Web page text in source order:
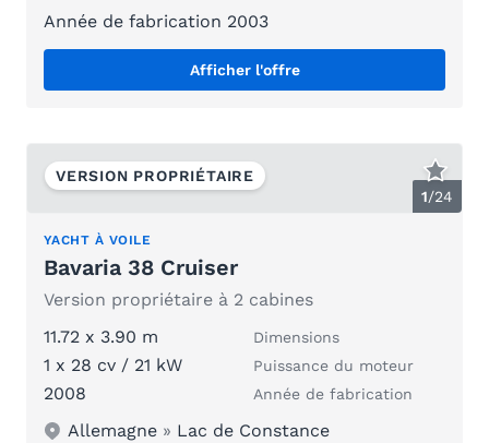
Année de fabrication 2003
Afficher l'offre
1/24
VERSION PROPRIÉTAIRE
YACHT À VOILE
Bavaria 38 Cruiser
Version propriétaire à 2 cabines
11.72 x 3.90 m
Dimensions
1 x 28 cv / 21 kW Puissance du moteur
2008 Année de fabrication
Allemagne » Lac de Constance